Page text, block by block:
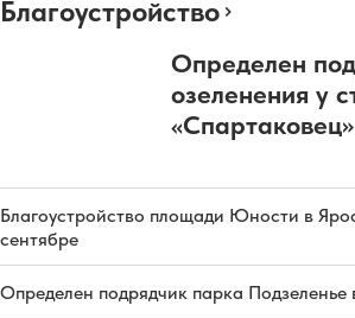
Благоустройство
Определен
озеленения у
Благоустройство площади Юности в
сентябре
Определен подрядчик парка Подзеленье